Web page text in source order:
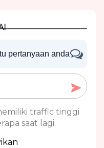
pertanyaan anda
traffic tinggi
saat lagi.